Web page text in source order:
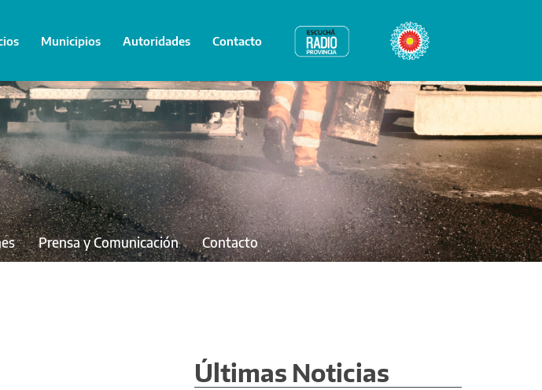
Municipios Autoridades Contacto Radio Provincia Bicentenario
Prensa y Comunicación Contacto
Últimas Noticias